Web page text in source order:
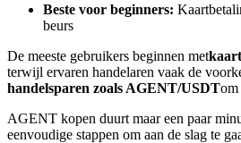
Informatie
Beste voor beginners:
beurs
De meeste gebruikers beginnen met
terwijl ervaren handelaren vaak de
handelsparen zoals AGENT/USDTom
AGENT kopen duurt maar een paar
eenvoudige stappen om aan de slag te